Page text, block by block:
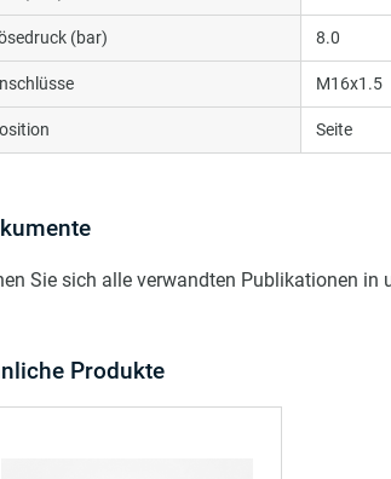
(bar) 8.0
M16x1.5
Seite
Sie sich alle verwandten Publikationen in
Produkte